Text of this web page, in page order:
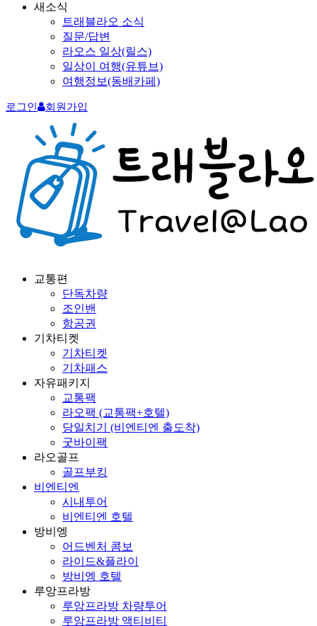
새소식
트래블라오 소식
질문/답변
라오스 일상(릴스)
일상이 여행(유튜브)
여행정보(동배카페)
로그인 회원가입
교통편
단독차량
조인밴
항공권
기차티켓
기차티켓
기차패스
자유패키지
교통팩
라오팩 (교통팩+호텔)
당일치기 (비엔티엔 출도착)
굿바이팩
라오골프
골프부킹
비엔티엔
시내투어
비엔티엔 호텔
방비엥
어드벤처 콤보
라이드&플라이
방비엥 호텔
루앙프라방
루앙프라방 차량투어
루앙프라방 액티비티